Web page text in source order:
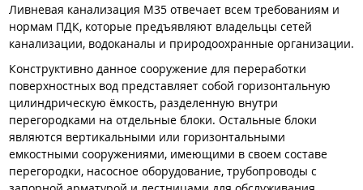
Ливневая канализация М35 отвечает всем требованиям и
нормам ПДК, которые предъявляют владельцы сетей
канализации, водоканалы и природоохранные организации.
Конструктивно данное сооружение для переработки
поверхностных вод представляет собой горизонтальную
цилиндрическую ёмкость, разделенную внутри
перегородками на отдельные блоки. Остальные блоки
являются вертикальными или горизонтальными
емкостными сооружениями, имеющими в своем составе
перегородки, насосное оборудование, трубопроводы с